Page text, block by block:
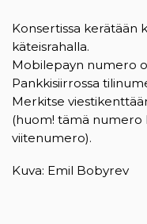
Konsertissa kerätään
käteisrahalla.
Mobilepayn numero
Pankkisiirrossa
Merkitse
(huom! tämä numero
viitenumero).
Kuva: Emil Bobyrev